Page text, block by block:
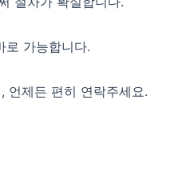
로 가능합니다.
언제든 편히 연락주세요.